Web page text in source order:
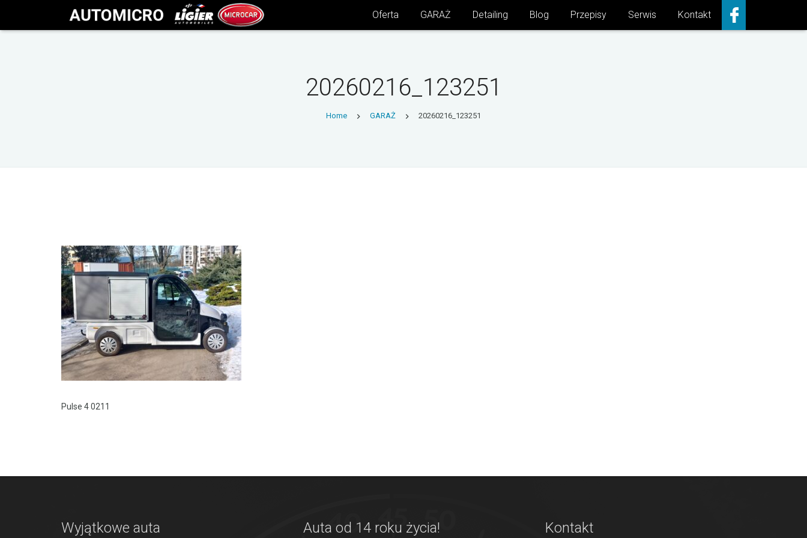
Oferta GARAŻ Detailing Blog Przepisy Serwis Kontakt
20260216_123251
Home GARAŻ 20260216_123251
Pulse 4 0211
Wyjątkowe auta Auta od 14 roku życia! Kontakt